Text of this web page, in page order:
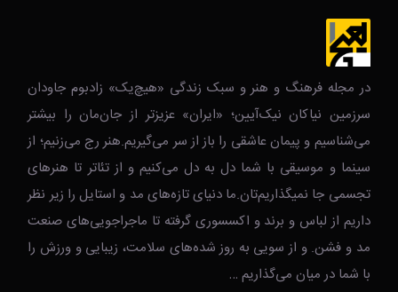
در مجله فرهنگ و هنر و سبک زندگی‌ «هیچ‌یک» زادبوم جاودان
سرزمین نیاکان نیک‌‌‌آیین؛ «ایران» عزیزتر از جان‌مان را بیشتر
می‌شناسیم و پیمان عاشقی را باز از سر می‌گیریم.هنر رج می‌زنیم؛ از
سینما و موسیقی با شما دل به دل می‌کنیم و از تئاتر تا هنرهای
تجسمی جا نمیگذاریم‌تان.ما دنیای تازه‌های مد و استایل را زیر نظر
داریم از لباس و برند و اکسسوری گرفته تا ماجراجویی‌های صنعت
مد و فشن. و از سویی به روز شده‌های سلامت، زیبایی و ورزش را
با شما در میان می‌گذاریم …